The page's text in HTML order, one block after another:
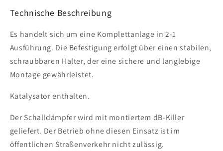
Technische Beschreibung
Es handelt sich um eine Komplettanlage in 2-1
Ausführung. Die Befestigung erfolgt über einen stabilen,
schraubbaren Halter, der eine sichere und langlebige
Montage gewährleistet.
Katalysator enthalten.
Der Schalldämpfer wird mit montiertem dB-Killer
geliefert. Der Betrieb ohne diesen Einsatz ist im
öffentlichen Straßenverkehr nicht zulässig.